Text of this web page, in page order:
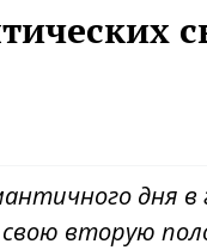
дня
вторую